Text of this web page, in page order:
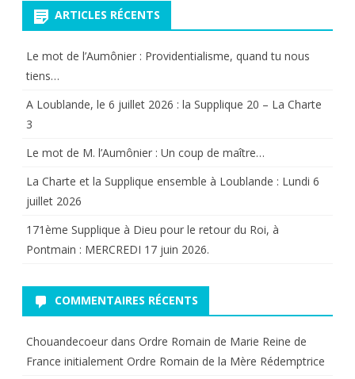
ARTICLES RÉCENTS
Le mot de l’Aumônier : Providentialisme, quand tu nous
tiens…
A Loublande, le 6 juillet 2026 : la Supplique 20 – La Charte
3
Le mot de M. l’Aumônier : Un coup de maître…
La Charte et la Supplique ensemble à Loublande : Lundi 6
juillet 2026
171ème Supplique à Dieu pour le retour du Roi, à
Pontmain : MERCREDI 17 juin 2026.
COMMENTAIRES RÉCENTS
Chouandecoeur dans Ordre Romain de Marie Reine de
France initialement Ordre Romain de la Mère Rédemptrice